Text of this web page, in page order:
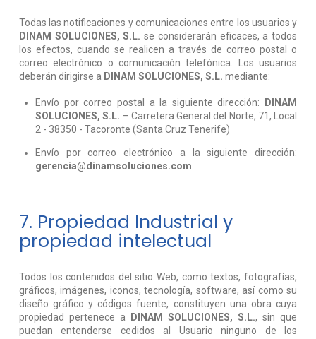
Todas las notificaciones y comunicaciones entre los usuarios y
DINAM SOLUCIONES, S.L. se considerarán eficaces, a todos
los efectos, cuando se realicen a través de correo postal o
correo electrónico o comunicación telefónica. Los usuarios
deberán dirigirse a DINAM SOLUCIONES, S.L. mediante:
Envío por correo postal a la siguiente dirección:
DINAM
SOLUCIONES, S.L. – Carretera General del Norte, 71, Local
2 - 38350 - Tacoronte (Santa Cruz Tenerife)
Envío por correo electrónico a la siguiente dirección:
gerencia@dinamsoluciones.com
7. Propiedad Industrial y
propiedad intelectual
Todos los contenidos del sitio Web, como textos, fotografías,
gráficos, imágenes, iconos, tecnología, software, así como su
diseño gráfico y códigos fuente, constituyen una obra cuya
propiedad pertenece a
DINAM SOLUCIONES, S.L., sin que
puedan entenderse cedidos al Usuario ninguno de los